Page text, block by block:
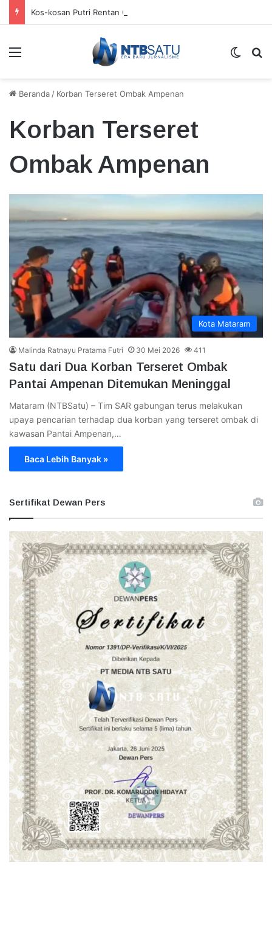
Kos-kosan Putri Rentan Gangguan Kamtibmas
Menu
Beranda / Korban Terseret Ombak Ampenan
Korban Terseret
Ombak Ampenan
Kota Mataram
Malinda Ratnayu Pratama Futri 30 Mei 2026 411
Satu dari Dua Korban Terseret Ombak
Pantai Ampenan Ditemukan Meninggal
Mataram (NTBSatu) – Tim SAR gabungan terus melakukan
upaya pencarian terhadap dua korban yang terseret ombak di
kawasan Pantai Ampenan,…
Baca Lebih Banyak »
Sertifikat Dewan Pers